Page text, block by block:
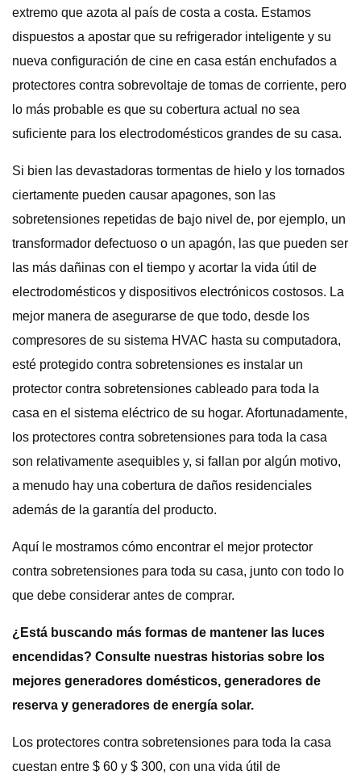
extremo que azota al país de costa a costa. Estamos
dispuestos a apostar que su refrigerador inteligente y su
nueva configuración de cine en casa están enchufados a
protectores contra sobrevoltaje de tomas de corriente, pero
lo más probable es que su cobertura actual no sea
suficiente para los electrodomésticos grandes de su casa.
Si bien las devastadoras tormentas de hielo y los tornados
ciertamente pueden causar apagones, son las
sobretensiones repetidas de bajo nivel de, por ejemplo, un
transformador defectuoso o un apagón, las que pueden ser
las más dañinas con el tiempo y acortar la vida útil de
electrodomésticos y dispositivos electrónicos costosos. La
mejor manera de asegurarse de que todo, desde los
compresores de su sistema HVAC hasta su computadora,
esté protegido contra sobretensiones es instalar un
protector contra sobretensiones cableado para toda la
casa en el sistema eléctrico de su hogar. Afortunadamente,
los protectores contra sobretensiones para toda la casa
son relativamente asequibles y, si fallan por algún motivo,
a menudo hay una cobertura de daños residenciales
además de la garantía del producto.
Aquí le mostramos cómo encontrar el mejor protector
contra sobretensiones para toda su casa, junto con todo lo
que debe considerar antes de comprar.
¿Está buscando más formas de mantener las luces
encendidas? Consulte nuestras historias sobre los
mejores generadores domésticos, generadores de
reserva y generadores de energía solar.
Los protectores contra sobretensiones para toda la casa
cuestan entre $ 60 y $ 300, con una vida útil de